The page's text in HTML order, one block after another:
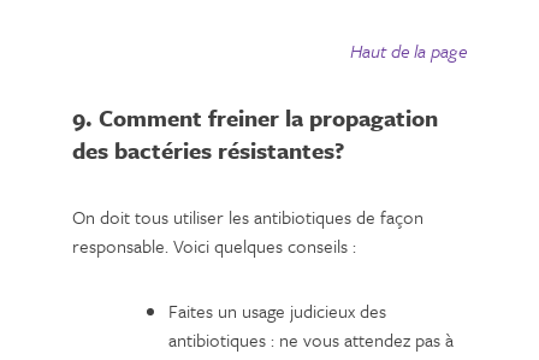
Haut de la page
9. Comment freiner la propagation
des bactéries résistantes?
On doit tous utiliser les antibiotiques de façon
responsable. Voici quelques conseils :
Faites un usage judicieux des
antibiotiques : ne vous attendez pas à